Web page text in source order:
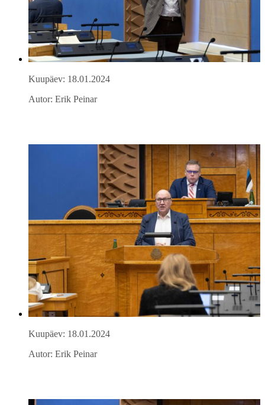
Kuupäev: 18.01.2024
Autor: Erik Peinar
Kuupäev: 18.01.2024
Autor: Erik Peinar